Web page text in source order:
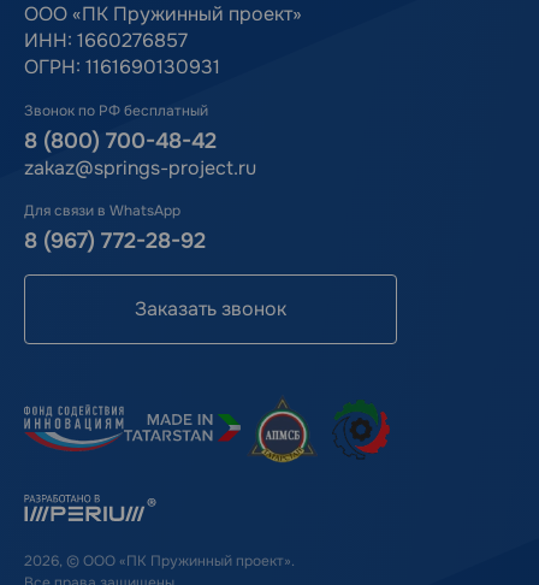
ООО «ПК Пружинный проект»
ИНН: 1660276857
ОГРН: 1161690130931
Звонок по РФ бесплатный
8 (800) 700-48-42
zakaz@springs-project.ru
Для связи в WhatsApp
8 (967) 772-28-92
Заказать звонок
2026, © ООО «ПК Пружинный проект».